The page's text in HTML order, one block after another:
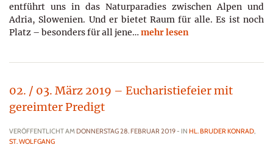
entführt uns in das Naturparadies zwischen Alpen und
Adria, Slowenien. Und er bietet Raum für alle. Es ist noch
Platz – besonders für all jene… mehr lesen
02. / 03. März 2019 – Eucharistiefeier mit
gereimter Predigt
VERÖFFENTLICHT AM DONNERSTAG 28. FEBRUAR 2019- IN HL. BRUDER KONRAD,
ST. WOLFGANG